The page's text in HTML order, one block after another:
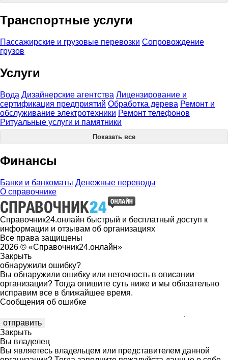
Транспортные услуги
Пассажирские и грузовые перевозки Сопровождение
грузов
Услуги
Вода Дизайнерские агентства Лицензирование и
сертификация предприятий Обработка дерева Ремонт и
обслуживание электротехники Ремонт телефонов
Ритуальные услуги и памятники
Показать все
Финансы
Банки и банкоматы Денежные переводы
О справочнике
Справочник24.онлайн быстрый и бесплатный доступ к
информации и отзывам об организациях
Все права защищены
2026 © «Справочник24.онлайн»
Закрыть
обнаружили ошибку?
Вы обнаружили ошибку или неточность в описании
организации? Тогда опишите суть ниже и мы обязательно
исправим все в ближайшее время.
Сообщения об ошибке
Закрыть
Вы владелец
Вы являетесь владельцем или представителем данной